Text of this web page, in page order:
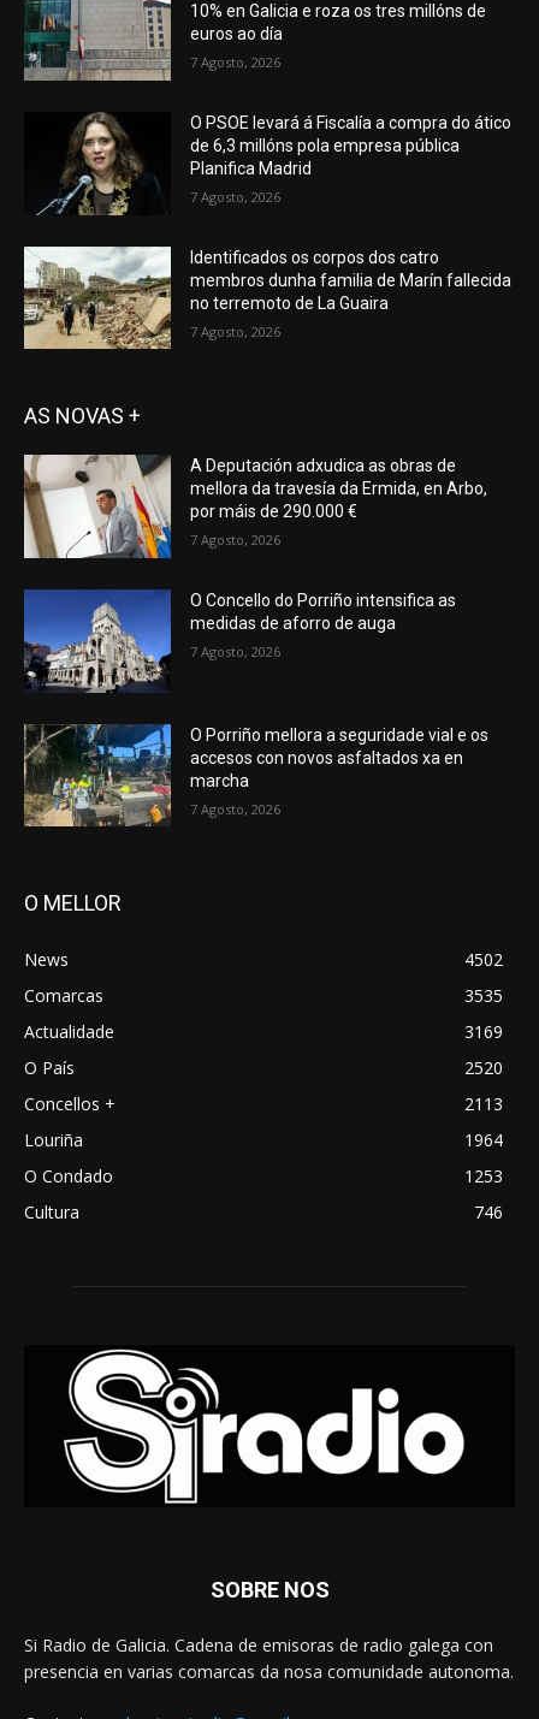
10% en Galicia e roza os tres millóns de
euros ao día
7 Agosto, 2026
O PSOE levará á Fiscalía a compra do ático
de 6,3 millóns pola empresa pública
Planifica Madrid
7 Agosto, 2026
Identificados os corpos dos catro
membros dunha familia de Marín fallecida
no terremoto de La Guaira
7 Agosto, 2026
AS NOVAS +
A Deputación adxudica as obras de
mellora da travesía da Ermida, en Arbo,
por máis de 290.000 €
7 Agosto, 2026
O Concello do Porriño intensifica as
medidas de aforro de auga
7 Agosto, 2026
O Porriño mellora a seguridade vial e os
accesos con novos asfaltados xa en
marcha
7 Agosto, 2026
O MELLOR
News
4502
Comarcas
3535
Actualidade
3169
O País
2520
Concellos +
2113
Louriña
1964
O Condado
1253
Cultura
746
SOBRE NOS
Si Radio de Galicia. Cadena de emisoras de radio galega con
presencia en varias comarcas da nosa comunidade autonoma.